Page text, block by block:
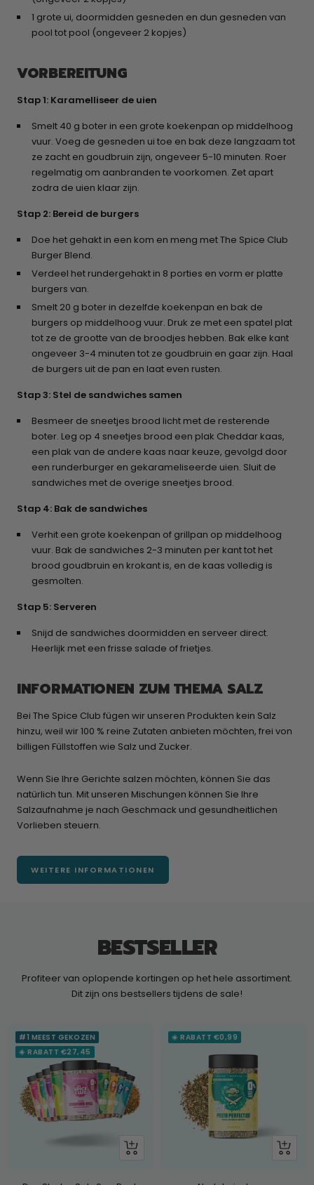
1 grote ui, doormidden gesneden en dun gesneden van
pool tot pool (ongeveer 2 kopjes)
VORBEREITUNG
Stap 1: Karamelliseer de uien
Smelt 40 g boter in een grote koekenpan op middelhoog
vuur. Voeg de gesneden ui toe en bak deze langzaam tot
ze zacht en goudbruin zijn, ongeveer 5-10 minuten. Roer
regelmatig om aanbranden te voorkomen. Zet apart
zodra de uien klaar zijn.
Stap 2: Bereid de burgers
Doe het gehakt in een kom en meng met The Spice Club
Burger Blend.
Verdeel het rundergehakt in 8 porties en vorm er platte
burgers van.
Smelt 20 g boter in dezelfde koekenpan en bak de
burgers op middelhoog vuur. Druk ze met een spatel plat
tot ze de grootte van de broodjes hebben. Bak elke kant
ongeveer 3-4 minuten tot ze goudbruin en gaar zijn. Haal
de burgers uit de pan en laat even rusten.
Stap 3: Stel de sandwiches samen
Besmeer de sneetjes brood licht met de resterende
boter. Leg op 4 sneetjes brood een plak Cheddar kaas,
een plak van de andere kaas naar keuze, gevolgd door
een runderburger en gekarameliseerde uien. Sluit de
sandwiches met de overige sneetjes brood.
Stap 4: Bak de sandwiches
Verhit een grote koekenpan of grillpan op middelhoog
vuur. Bak de sandwiches 2-3 minuten per kant tot het
brood goudbruin en krokant is, en de kaas volledig is
gesmolten.
Stap 5: Serveren
Snijd de sandwiches doormidden en serveer direct.
Heerlijk met een frisse salade of frietjes.
INFORMATIONEN ZUM THEMA SALZ
Bei The Spice Club fügen wir unseren Produkten kein Salz
hinzu, weil wir 100 % reine Zutaten anbieten möchten, frei von
billigen Füllstoffen wie Salz und Zucker.
Wenn Sie Ihre Gerichte salzen möchten, können Sie das
natürlich tun. Mit unseren Mischungen können Sie Ihre
Salzaufnahme je nach Geschmack und gesundheitlichen
Vorlieben steuern.
WEITERE INFORMATIONEN
BESTSELLER
Profiteer van oplopende kortingen op het hele assortiment.
Dit zijn ons bestsellers tijdens de sale!
#1 MEEST GEKOZEN
☀️ RABATT €27,45
+
☀️ RABATT €0,99
Schau